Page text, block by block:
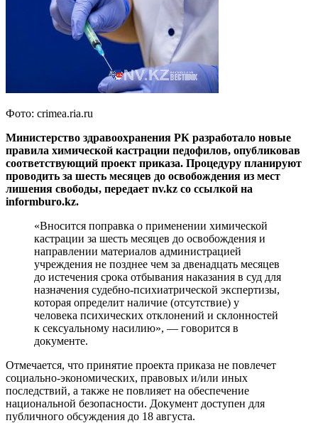
Фото: crimea.ria.ru
Министерство здравоохранения РК разработало новые
правила химической кастрации педофилов, опубликовав
соответствующий проект приказа. Процедуру планируют
проводить за шесть месяцев до освобождения из мест
лишения свободы, передает nv.kz со ссылкой на
informburo.kz.
«Вносится поправка о применении химической
кастрации за шесть месяцев до освобождения и
направлении материалов администрацией
учреждения не позднее чем за двенадцать месяцев
до истечения срока отбывания наказания в суд для
назначения судебно-психиатрической экспертизы,
которая определит наличие (отсутствие) у
человека психических отклонений и склонностей
к сексуальному насилию», — говорится в
документе.
Отмечается, что принятие проекта приказа не повлечет
социально-экономических, правовых и/или иных
последствий, а также не повлияет на обеспечение
национальной безопасности. Документ доступен для
публичного обсуждения до 18 августа.